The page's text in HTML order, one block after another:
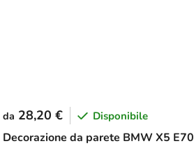
Decorazione da parete BMW X5 E70
da 28,20 € Disponibile